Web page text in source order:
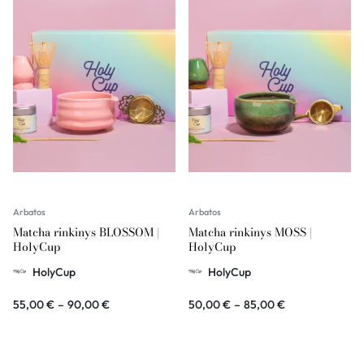
Arbatos
Matcha rinkinys BLOSSOM |
HolyCup
HolyCup
55,00€ – 90,00€
Arbatos
Matcha rinkinys MOSS |
HolyCup
HolyCup
50,00€ – 85,00€